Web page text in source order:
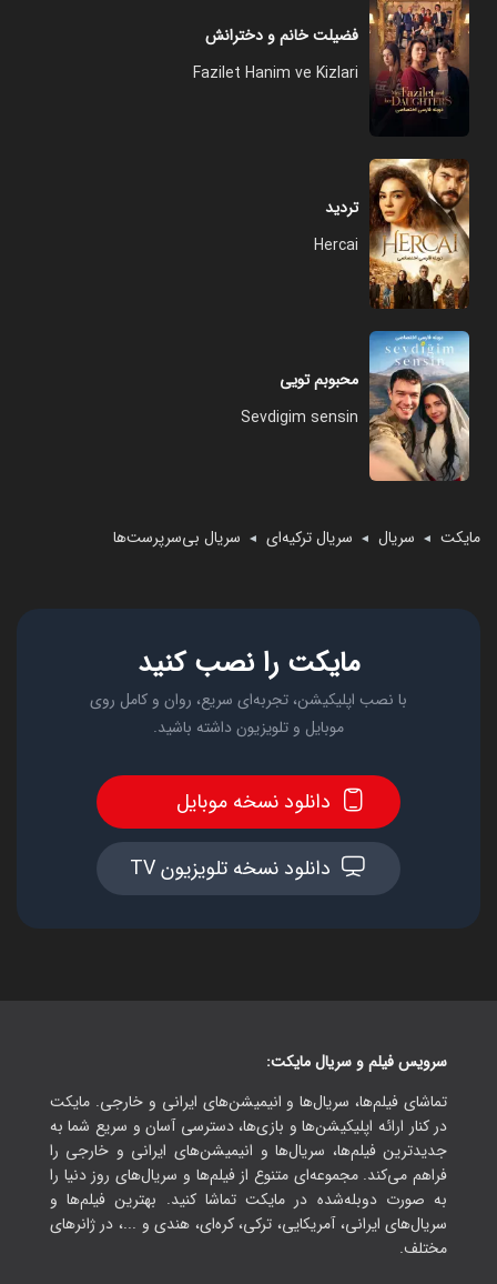
فضیلت خانم و دخترانش
Fazilet Hanim ve Kizlari
تردید
Hercai
محبوبم تویی
Sevdigim sensin
مایکت ◄ سریال ◄ سریال ترکیه‌ای ◄ سریال بی‌سرپرست‌ها
مایکت را نصب کنید
با نصب اپلیکیشن، تجربه‌ای سریع، روان و کامل روی
موبایل و تلویزیون داشته باشید.
دانلود نسخه موبایل
دانلود نسخه تلویزیون TV
سرویس فیلم و سریال مایکت:
تماشای فیلم‌ها، سریال‌ها و انیمیشن‌های ایرانی و خارجی. مایکت
در کنار ارائه اپلیکیشن‌ها و بازی‌ها، دسترسی آسان و سریع شما به
جدیدترین فیلم‌ها، سریال‌ها و انیمیشن‌های ایرانی و خارجی را
فراهم می‌کند. مجموعه‌ای متنوع از فیلم‌ها و سریال‌های روز دنیا را
به صورت دوبله‌شده در مایکت تماشا کنید. بهترین فیلم‌ها و
سریال‌های ایرانی، آمریکایی، ترکی، کره‌ای، هندی و ...، در ژانرهای
مختلف.